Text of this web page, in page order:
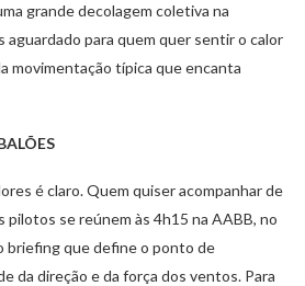
grande decolagem coletiva na
aguardado para quem quer sentir o calor
movimentação típica que encanta
é claro. Quem quiser acompanhar de
pilotos se reúnem às 4h15 na AABB, no
briefing que define o ponto de
da direção e da força dos ventos. Para